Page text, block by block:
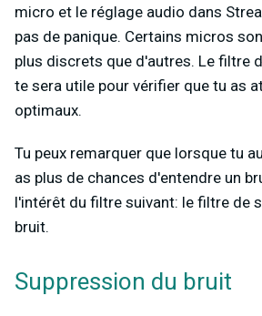
micro et le réglage audio dans
pas de panique. Certains micros
plus discrets que d'autres. Le filtre
te sera utile pour vérifier que tu as
optimaux.
Tu peux remarquer que lorsque tu
as plus de chances d'entendre un
l'intérêt du filtre suivant: le filtre de
bruit.
Suppression du bruit